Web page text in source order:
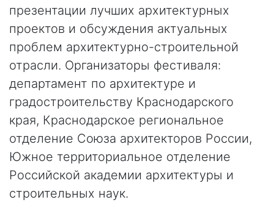
презентации лучших архитектурных
проектов и обсуждения актуальных
проблем архитектурно-строительной
отрасли. Организаторы фестиваля:
департамент по архитектуре и
градостроительству Краснодарского
края, Краснодарское региональное
отделение Союза архитекторов России,
Южное территориальное отделение
Российской академии архитектуры и
строительных наук.